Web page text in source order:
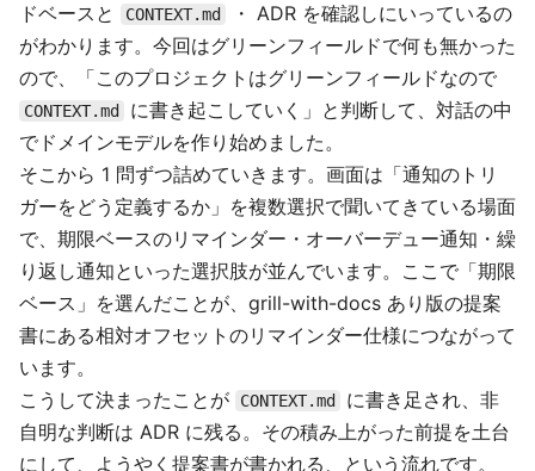
ドベースと
CONTEXT.md
・ ADR を確認しにいっているの
がわかります。今回はグリーンフィールドで何も無かった
ので、「このプロジェクトはグリーンフィールドなので
CONTEXT.md
に書き起こしていく」と判断して、対話の中
でドメインモデルを作り始めました。
そこから 1 問ずつ詰めていきます。画面は「通知のトリ
ガーをどう定義するか」を複数選択で聞いてきている場面
で、期限ベースのリマインダー・オーバーデュー通知・繰
り返し通知といった選択肢が並んでいます。ここで「期限
ベース」を選んだことが、grill-with-docs あり版の提案
書にある相対オフセットのリマインダー仕様につながって
います。
こうして決まったことが
CONTEXT.md
に書き足され、非
自明な判断は ADR に残る。その積み上がった前提を土台
にして、ようやく提案書が書かれる、という流れです。